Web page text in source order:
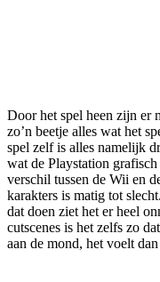
Door het spel heen zijn er
zo’n beetje alles wat het
spel zelf is alles namelijk
wat de Playstation
verschil tussen de Wii en
karakters is matig tot
dat doen ziet het er heel
cutscenes is het zelfs zo
aan de mond, het voelt